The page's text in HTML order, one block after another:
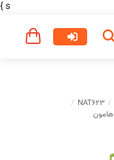
s
}
NAT623